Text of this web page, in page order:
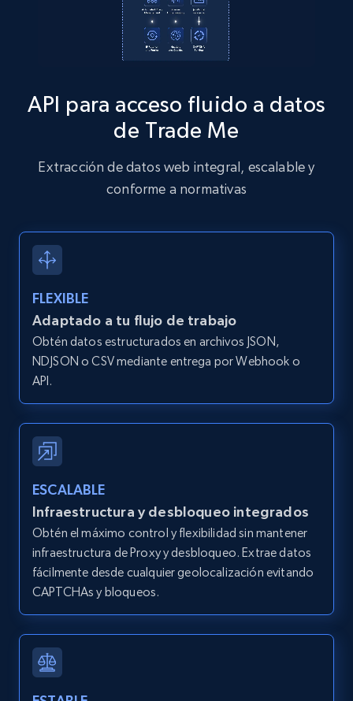
Zillow properties listing information
IsListingClaimedByCurrentSignedInUser,
IsCurrentSignedInAgentResponsible, Bedrooms,
1.3K+ Prueba gratuita
Zillow properties listing information -
type and status
Zpid, City, State, HomeStatus, Address,
IsListingClaimedByCurrentSignedInUser,
IsCurrentSignedInAgentResponsible, Bedrooms,
and more.
Zillow properties listing information -
Search by parameters on zillow and use the
direct link as input
Zpid, City, State, HomeStatus, Address,
IsListingClaimedByCurrentSignedInUser,
IsCurrentSignedInAgentResponsible, Bedrooms,
and more.
12K+
API para acceso fluido a datos
de Trade Me
Extracción de datos web integral, escalable y
conforme a normativas
FLEXIBLE
Adaptado a tu flujo de trabajo
Obtén datos estructurados en archivos JSON,
NDJSON o CSV mediante entrega por Webhook o
API.
ESCALABLE
Infraestructura y desbloqueo integrados
Obtén el máximo control y flexibilidad sin mantener
infraestructura de Proxy y desbloqueo. Extrae datos
fácilmente desde cualquier geolocalización evitando
CAPTCHAs y bloqueos.